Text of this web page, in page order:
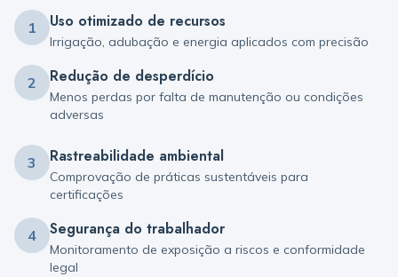
1 Uso otimizado de recursos
Irrigação, adubação e energia aplicados com precisão
2 Redução de desperdício
Menos perdas por falta de manutenção ou condições
adversas
3 Rastreabilidade ambiental
Comprovação de práticas sustentáveis para
certificações
4 Segurança do trabalhador
Monitoramento de exposição a riscos e conformidade
legal